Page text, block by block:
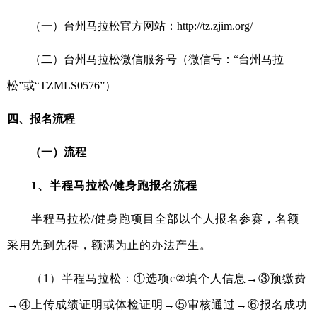
（一） 台州马拉松官方网站： http://tz.zjim.org/
（二） 台州马拉松微信服务号（微信号： “台州马拉
松”或“TZMLS0576”）
四、报名流程
（一）流程
1、半程马拉松/健身跑报名流程
半程马拉松/健身跑项目 全部 以个人报名参赛， 名额
采用先到先得，额满为止的办法产生。
（ 1 ） 半程马拉松： ①选项c②填个人信息→③预缴费
→④上传成绩证明或体检证明→⑤审核通过→⑥报名成功